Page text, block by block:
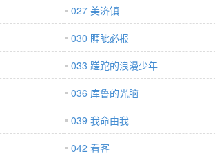
027 美济镇
030 睚眦必报
033 蹉跎的浪漫少年
036 库鲁的光脑
039 我命由我
042 看客